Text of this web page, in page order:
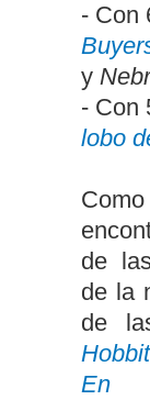
- Con
y
- Con
lobo
de
de la
de
Hobbit
En